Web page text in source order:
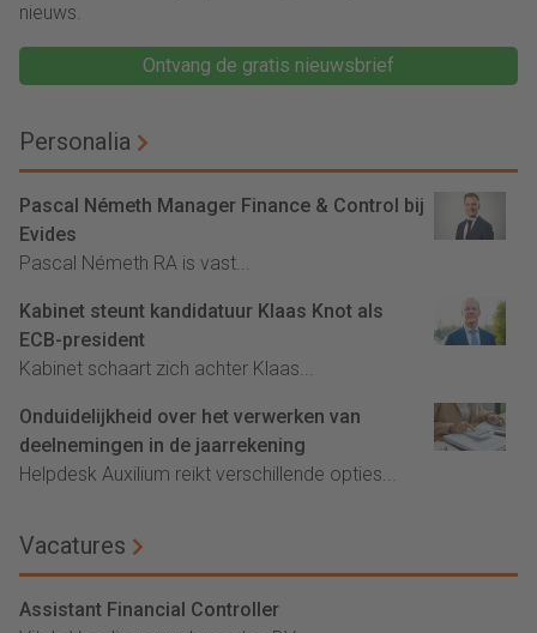
nieuws.
Ontvang de gratis nieuwsbrief
Personalia
Pascal Németh Manager Finance & Control bij
Evides
Pascal Németh RA is vast...
Kabinet steunt kandidatuur Klaas Knot als
ECB-president
Kabinet schaart zich achter Klaas...
Onduidelijkheid over het verwerken van
deelnemingen in de jaarrekening
Helpdesk Auxilium reikt verschillende opties...
Vacatures
Assistant Financial Controller